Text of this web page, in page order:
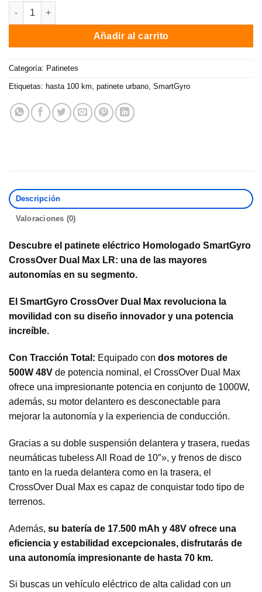
Patinete eléctrico smartGyro CROSSOVER DUAL MAX LR /
Añadir al carrito
Categoría: Patinetes
Etiquetas: hasta 100 km, patinete urbano, SmartGyro
Descripción
Valoraciones (0)
Descubre el patinete eléctrico Homologado SmartGyro
CrossOver Dual Max LR: una de las mayores
autonomías en su segmento.
El SmartGyro CrossOver Dual Max revoluciona la
movilidad con su diseño innovador y una potencia
increíble.
Con Tracción Total: Equipado con dos motores de
500W 48V de potencia nominal, el CrossOver Dual Max
ofrece una impresionante potencia en conjunto de 1000W,
además, su motor delantero es desconectable para
mejorar la autonomía y la experiencia de conducción.
Gracias a su doble suspensión delantera y trasera, ruedas
neumáticas tubeless All Road de 10″», y frenos de disco
tanto en la rueda delantera como en la trasera, el
CrossOver Dual Max es capaz de conquistar todo tipo de
terrenos.
Además, su batería de 17.500 mAh y 48V ofrece una
eficiencia y estabilidad excepcionales, disfrutarás de
una autonomía impresionante de hasta 70 km.
Si buscas un vehículo eléctrico de alta calidad con un